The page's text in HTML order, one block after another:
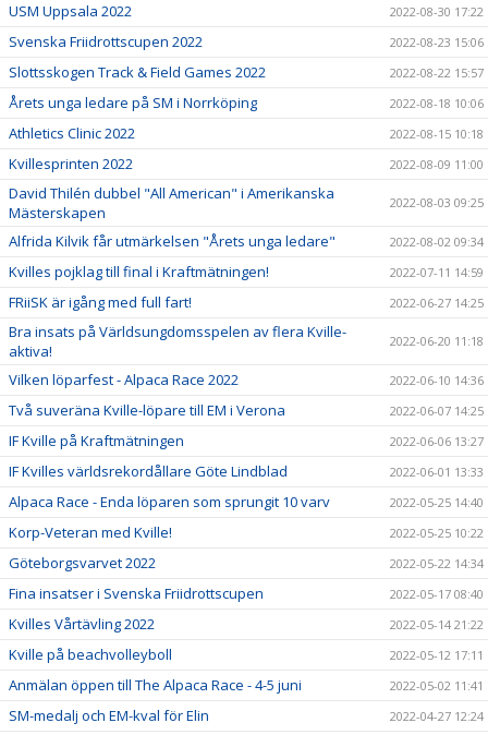
USM Uppsala 2022 2022-08-30 17:22
Svenska Friidrottscupen 2022 2022-08-23 15:06
Slottsskogen Track & Field Games 2022 2022-08-22 15:57
Årets unga ledare på SM i Norrköping 2022-08-18 10:06
Athletics Clinic 2022 2022-08-15 10:18
Kvillesprinten 2022 2022-08-09 11:00
David Thilén dubbel "All American" i Amerikanska
Mästerskapen
2022-08-03 09:25
Alfrida Kilvik får utmärkelsen "Årets unga ledare" 2022-08-02 09:34
Kvilles pojklag till final i Kraftmätningen! 2022-07-11 14:59
FRiiSK är igång med full fart! 2022-06-27 14:25
Bra insats på Världsungdomsspelen av flera Kville-
aktiva!
2022-06-20 11:18
Vilken löparfest - Alpaca Race 2022 2022-06-10 14:36
Två suveräna Kville-löpare till EM i Verona 2022-06-07 14:25
IF Kville på Kraftmätningen 2022-06-06 13:27
IF Kvilles världsrekordållare Göte Lindblad 2022-06-01 13:33
Alpaca Race - Enda löparen som sprungit 10 varv 2022-05-25 14:40
Korp-Veteran med Kville! 2022-05-25 10:22
Göteborgsvarvet 2022 2022-05-22 14:34
Fina insatser i Svenska Friidrottscupen 2022-05-17 08:40
Kvilles Vårtävling 2022 2022-05-14 21:22
Kville på beachvolleyboll 2022-05-12 17:11
Anmälan öppen till The Alpaca Race - 4-5 juni 2022-05-02 11:41
SM-medalj och EM-kval för Elin 2022-04-27 12:24